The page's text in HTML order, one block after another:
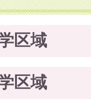
区域
区域